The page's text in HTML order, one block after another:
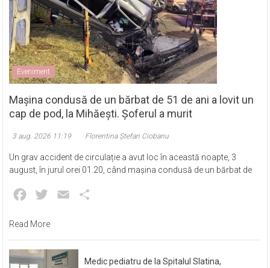
Eveniment
Mașina condusă de un bărbat de 51 de ani a lovit un
cap de pod, la Mihăești. Șoferul a murit
3 aug. 2026 11:19 Florentina Ștefan Ciobanu
Un grav accident de circulație a avut loc în această noapte, 3
august, în jurul orei 01.20, când mașina condusă de un bărbat de
Facebook
Twitter Email
Read More
Medic pediatru de la Spitalul Slatina,